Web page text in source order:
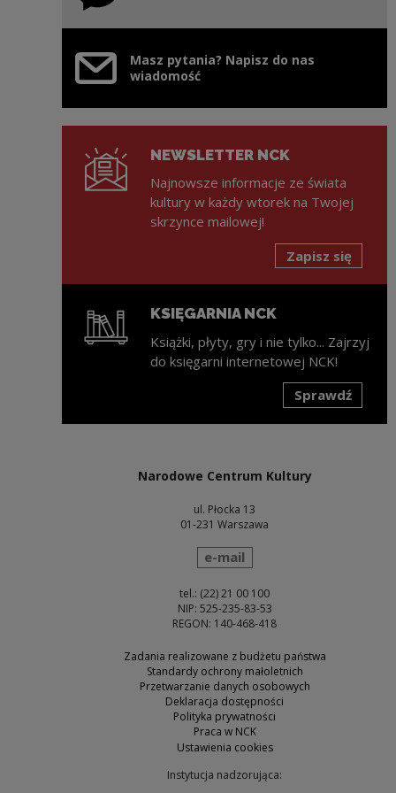
Masz pytania? Napisz do nas
wiadomość
NEWSLETTER NCK
Najnowsze informacje ze świata
kultury w każdy wtorek na Twojej
skrzynce mailowej!
Zapisz się
KSIĘGARNIA NCK
Książki, płyty, gry i nie tylko... Zajrzyj
do księgarni internetowej NCK!
Sprawdź
Narodowe Centrum Kultury
ul. Płocka 13
01-231 Warszawa
wyślij wiadomość
e-mail
tel.: (22) 21 00 100
NIP: 525-235-83-53
REGON: 140-468-418
Zadania realizowane z budżetu państwa
Standardy ochrony małoletnich
Przetwarzanie danych osobowych
Deklaracja dostępności
Polityka prywatności
Praca w NCK
Ustawienia cookies
Instytucja nadzorująca: